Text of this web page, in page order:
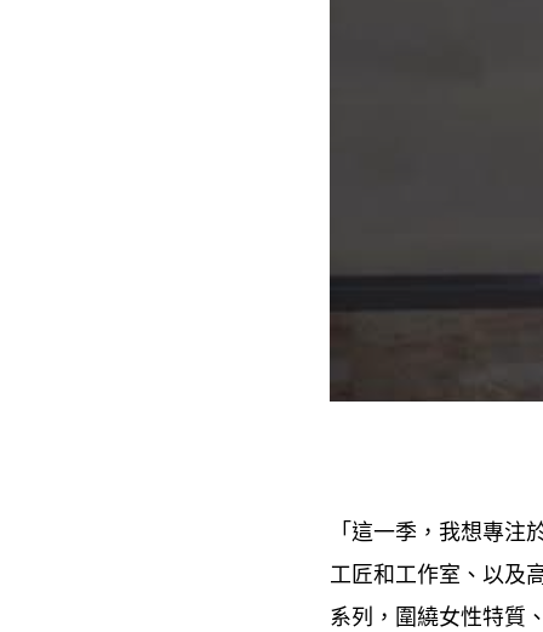
「這一季 ， 我想專注
工匠和工作室、以及
系列 ， 圍繞女性特質